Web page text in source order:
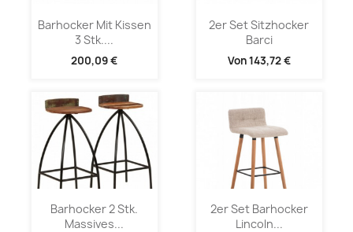
Barhocker Mit Kissen
3 Stk....
200,09 €
2er Set Sitzhocker
Barci
Von143,72 €
Barhocker 2 Stk.
Massives...
2er Set Barhocker
Lincoln...